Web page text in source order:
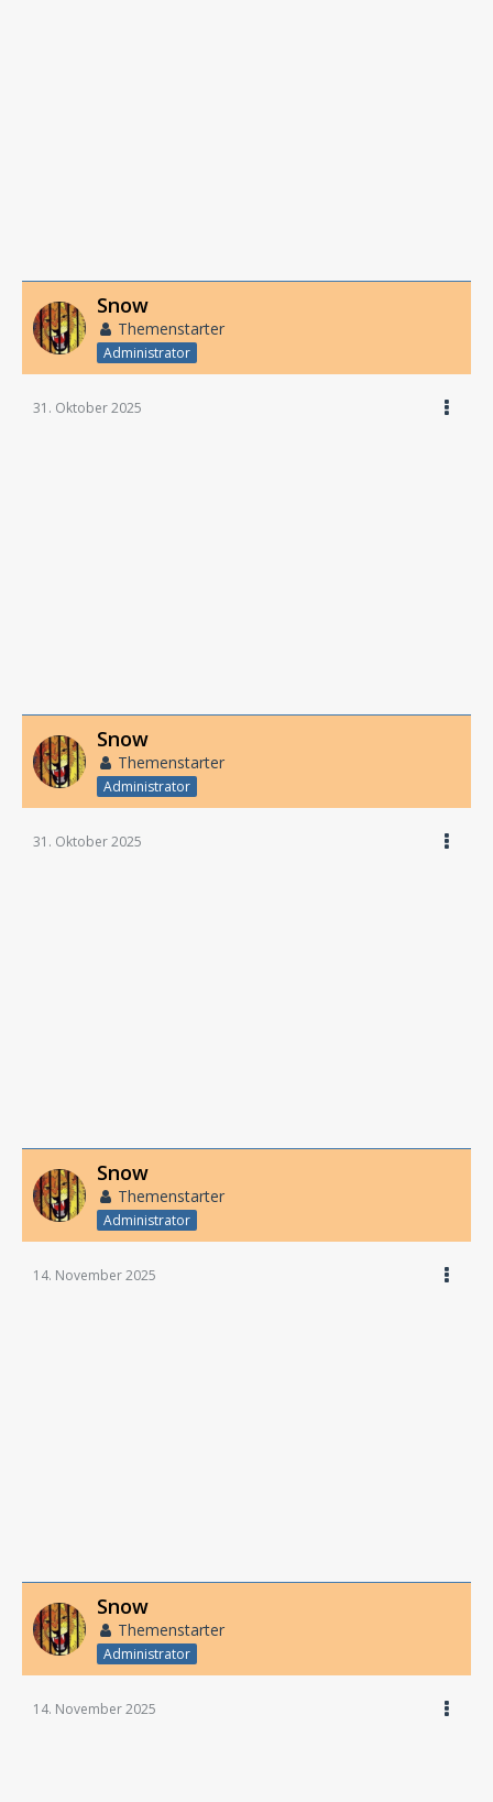
Snow
Themenstarter
Administrator
31. Oktober 2025
Snow
Themenstarter
Administrator
31. Oktober 2025
Snow
Themenstarter
Administrator
14. November 2025
Snow
Themenstarter
Administrator
14. November 2025